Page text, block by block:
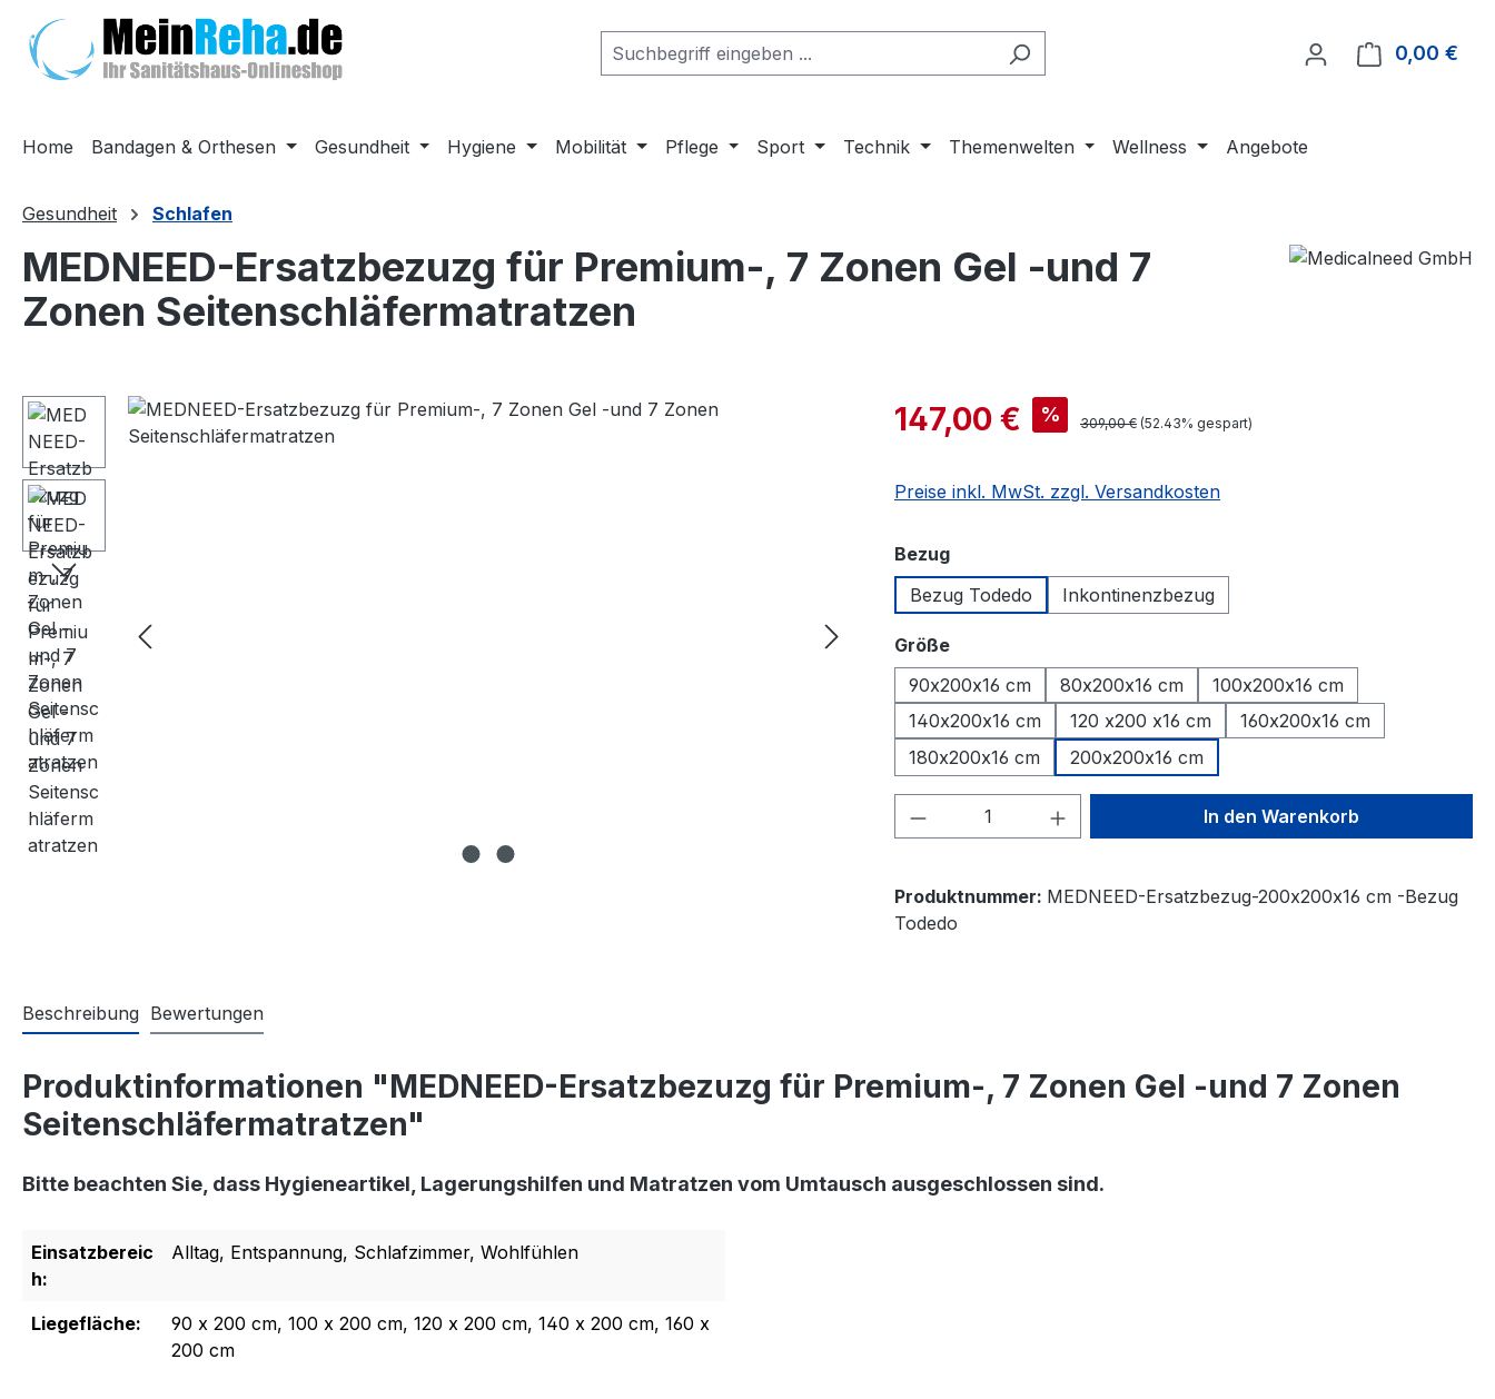
Hauptinhalt springen
Zur Suche springen
Zur Hauptnavigation springen
0,00 €
Home Bandagen & Orthesen Gesundheit Hygiene Mobilität Pflege Sport Technik Themenwelten Wellness Angebote
Gesundheit Schlafen
MEDNEED-Ersatzbezuzg für Premium-, 7 Zonen Gel -und 7
Zonen Seitenschläfermatratzen
Bildergalerie überspringen 147,00 € % 309,00 € (52.43% gespart)
Preise inkl. MwSt. zzgl. Versandkosten
Bezugauswählen
Bezug Todedo
Inkontinenzbezug
Größeauswählen
90x200x16 cm
80x200x16 cm
100x200x16 cm
140x200x16 cm
120 x200 x16 cm
160x200x16 cm
180x200x16 cm
200x200x16 cm
Produkt Anzahl: Gib den gewünschten Wert
In den Warenkorb
Produktnummer: MEDNEED-Ersatzbezug-200x200x16 cm -Bezug
Todedo
Beschreibung Bewertungen
Produktinformationen "MEDNEED-Ersatzbezuzg für Premium-, 7 Zonen Gel -und 7 Zonen
Seitenschläfermatratzen"
Bitte beachten Sie, dass Hygieneartikel, Lagerungshilfen und Matratzen vom Umtausch ausgeschlossen sind.
Einsatzbereic
h:
Alltag, Entspannung, Schlafzimmer, Wohlfühlen
Liegefläche:
90 x 200 cm, 100 x 200 cm, 120 x 200 cm, 140 x 200 cm, 160 x
200 cm